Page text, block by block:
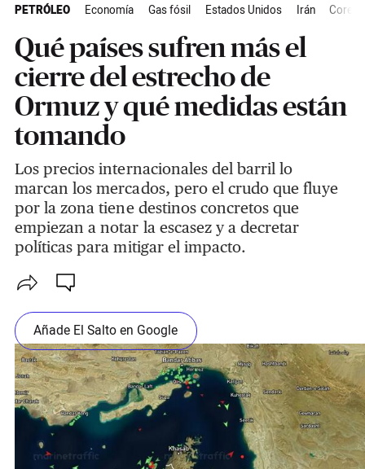
PETRÓLEO Economía Gas fósil Estados Unidos Irán Corea
Qué países sufren más el
cierre del estrecho de
Ormuz y qué medidas están
tomando
Los precios internacionales del barril lo
marcan los mercados, pero el crudo que fluye
por la zona tiene destinos concretos que
empiezan a notar la escasez y a decretar
políticas para mitigar el impacto.
Añade El Salto en Google